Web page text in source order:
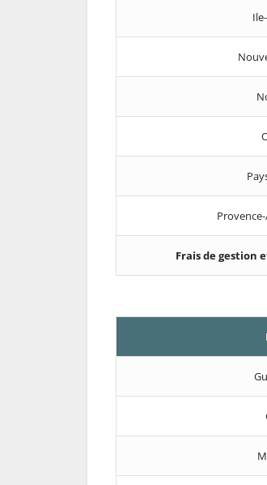
Frais de gestion